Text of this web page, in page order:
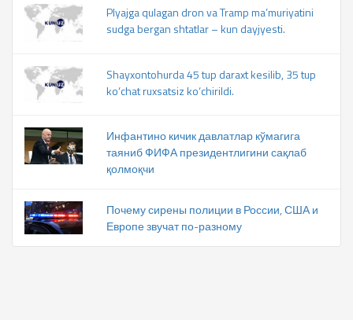
Plyajga qulagan dron va Tramp ma’muriyatini
sudga bergan shtatlar – kun dayjyesti.
Shayxontohurda 45 tup daraxt kesilib, 35 tup
ko‘chat ruxsatsiz ko‘chirildi.
Инфантино кичик давлатлар кўмагига
таяниб ФИФА президентлигини сақлаб
қолмоқчи
Почему сирены полиции в России, США и
Европе звучат по-разному